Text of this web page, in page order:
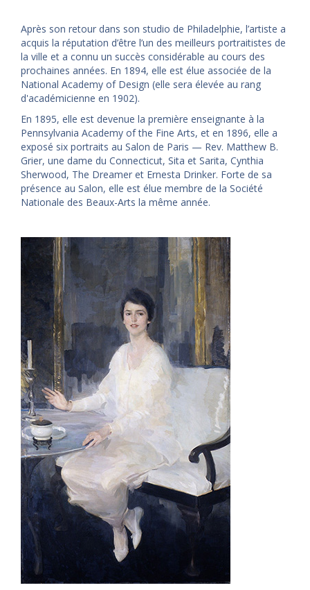
Après son retour dans son studio de Philadelphie, l’artiste a
acquis la réputation d’être l’un des meilleurs portraitistes de
la ville et a connu un succès considérable au cours des
prochaines années. En 1894, elle est élue associée de la
National Academy of Design (elle sera élevée au rang
d'académicienne en 1902).
En 1895, elle est devenue la première enseignante à la
Pennsylvania Academy of the Fine Arts, et en 1896, elle a
exposé six portraits au Salon de Paris — Rev. Matthew B.
Grier, une dame du Connecticut, Sita et Sarita, Cynthia
Sherwood, The Dreamer et Ernesta Drinker. Forte de sa
présence au Salon, elle est élue membre de la Société
Nationale des Beaux-Arts la même année.